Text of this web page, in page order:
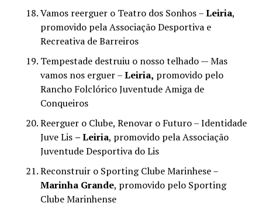
Vamos reerguer o Teatro dos Sonhos –Leiria,
promovido pela Associação Desportiva e
Recreativa de Barreiros
Tempestade destruiu o nosso telhado — Mas
vamos nos erguer –Leiria, promovido pelo
Rancho Folclórico Juventude Amiga de
Conqueiros
Reerguer o Clube, Renovar o Futuro – Identidade
Juve Lis – Leiria, promovido pela Associação
Juventude Desportiva do Lis
Reconstruir o Sporting Clube Marinhese –
Marinha Grande, promovido pelo Sporting
Clube Marinhense